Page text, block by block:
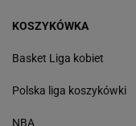
KOSZYKÓWKA
Basket Liga kobiet
Polska liga koszykówki
NBA